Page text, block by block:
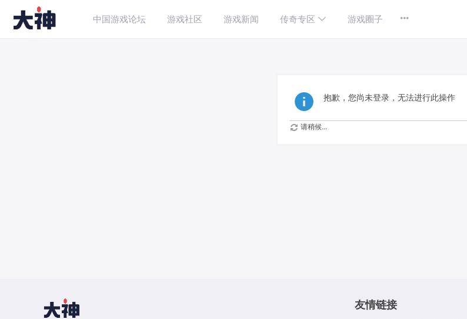
中国游戏论坛 游戏社区 游戏新闻 传奇专区 游戏圈子
抱歉，您尚未登录，无法进行此操作
请稍候...
友情链接